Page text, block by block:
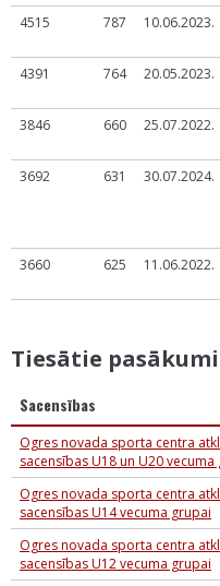
4515
787 10.06.2023.
4391
764 20.05.2023.
3846
660 25.07.2022.
3692
631 30.07.2024.
3660
625 11.06.2022.
Tiesātie pasākumi
Sacensības
Ogres novada sporta centra
sacensības U18 un U20 vecuma
Ogres novada sporta centra
sacensības U14 vecuma grupai
Ogres novada sporta centra
sacensības U12 vecuma grupai